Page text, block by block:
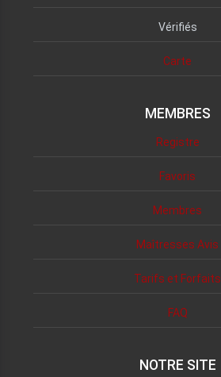
Vérifiés
Carte
MEMBRES
Registre
Favoris
Membres
Maîtresses Avis
Tarifs et Forfaits
FAQ
NOTRE SITE